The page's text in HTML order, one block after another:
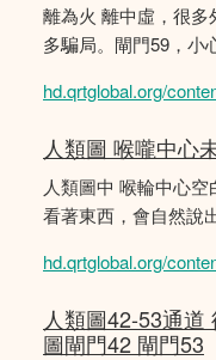
離為火 離中虛，很
多騙局。閘門59，小
hd.qrtglobal.org/
人類圖 喉嚨中心
人類圖中 喉輪中心
看著東西，會自然說
hd.qrtglobal.org/
人類圖42-53通
圖閘門42 閘門53